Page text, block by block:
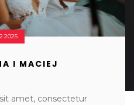
I MACIEJ
amet, consectetur